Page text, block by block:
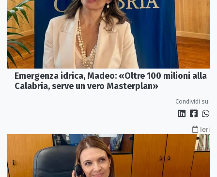
Emergenza idrica, Madeo: «Oltre 100 milioni alla
Calabria, serve un vero Masterplan»
Condividi su:
Ieri